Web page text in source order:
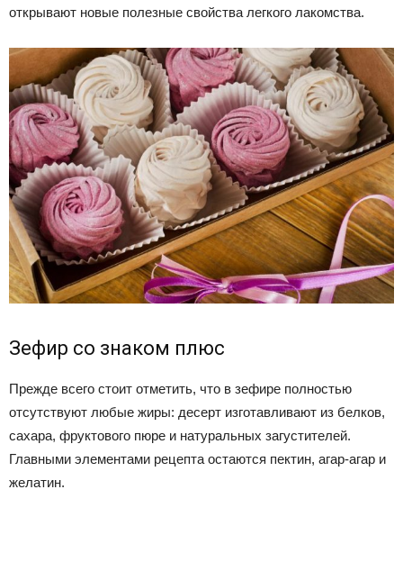
открывают новые полезные свойства легкого лакомства.
Зефир со знаком плюс
Прежде всего стоит отметить, что в зефире полностью
отсутствуют любые жиры: десерт изготавливают из белков,
сахара, фруктового пюре и натуральных загустителей.
Главными элементами рецепта остаются пектин, агар-агар и
желатин.